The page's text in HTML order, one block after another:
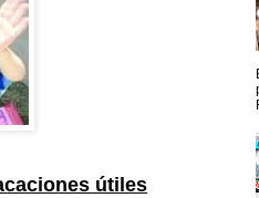
útiles